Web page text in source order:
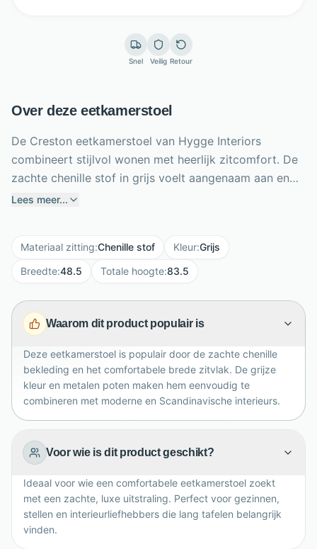
Snel Veilig Retour
Over deze eetkamerstoel
De Creston eetkamerstoel van Hygge Interiors
combineert stijlvol wonen met heerlijk zitcomfort. De
zachte chenille stof in grijs voelt aangenaam aan en
geeft de stoel een warme, luxe uitstraling. Dankzij het
dagelijkse maaltijden. De stevige metalen poten
zorgen voor stabiliteit en een moderne basis. Met zijn
eetkamerstoel moeiteloos aan diverse eettafels.
Combineer hem met een Hygge Interiors eettafel voor
Lees meer...
Materiaal zitting:Chenille stof Kleur:Grijs
Breedte:48.5 Totale hoogte:83.5
Waarom dit product populair is
Deze eetkamerstoel is populair door de zachte chenille
bekleding en het comfortabele brede zitvlak. De grijze
kleur en metalen poten maken hem eenvoudig te
combineren met moderne en Scandinavische interieurs.
Voor wie is dit product geschikt?
Ideaal voor wie een comfortabele eetkamerstoel zoekt
met een zachte, luxe uitstraling. Perfect voor gezinnen,
stellen en interieurliefhebbers die lang tafelen belangrijk
vinden.